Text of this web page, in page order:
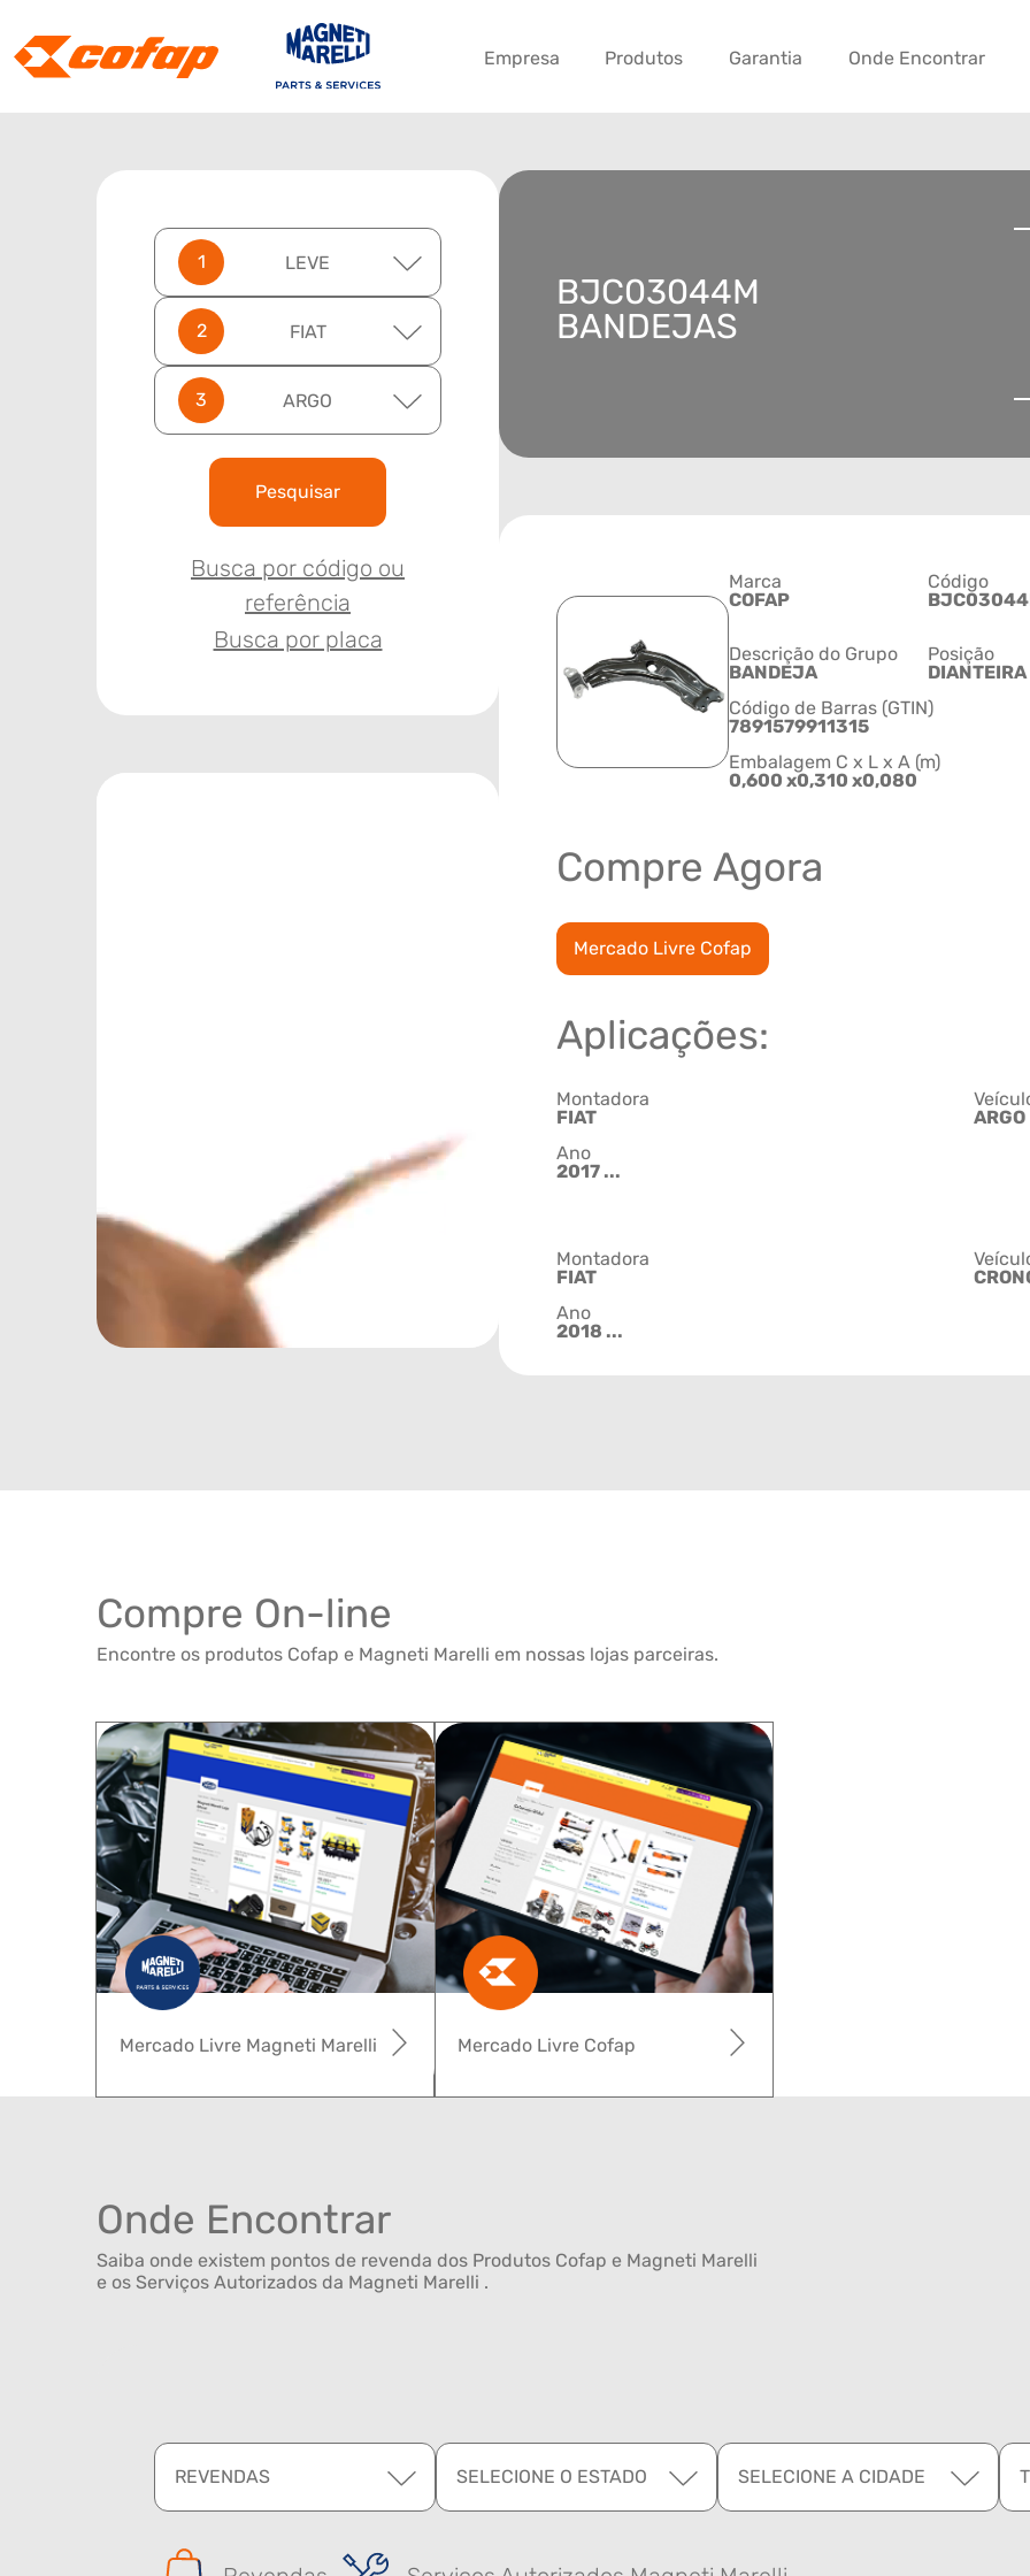
Empresa Produtos Garantia Onde Encontrar
LEVE
FIAT
ARGO
Pesquisar
Busca por código ou
referência
Busca por placa
BJC03044M
BANDEJAS
Marca
COFAP
Código
Descrição do Grupo
BANDEJA
Posição
Código de Barras (GTIN)
7891579911315
Embalagem C x L x A (m)
0,600 x0,310 x0,080
Compre Agora
Mercado Livre Cofap
Aplicações:
Montadora
FIAT
ARGO
Ano
2017 ...
Montadora
FIAT
Ano
2018 ...
Compre On-line
Encontre os produtos Cofap e Magneti Marelli em nossas lojas parceiras.
Mercado Livre Cofap
Mercado Livre Magneti Marelli
Onde Encontrar
Saiba onde existem pontos de revenda dos Produtos Cofap e Magneti Marelli
e os Serviços Autorizados da Magneti Marelli .
REVENDAS SELECIONE O ESTADO SELECIONE A CIDADE